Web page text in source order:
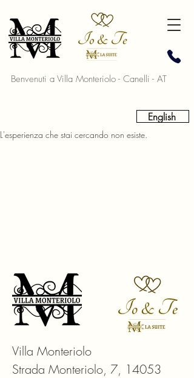
Benvenuti a Villa Monteriolo - Canelli - AT
English
L'esperienza che stai cercando non esiste.
Villa Monteriolo
Strada Monteriolo, 7, 14053